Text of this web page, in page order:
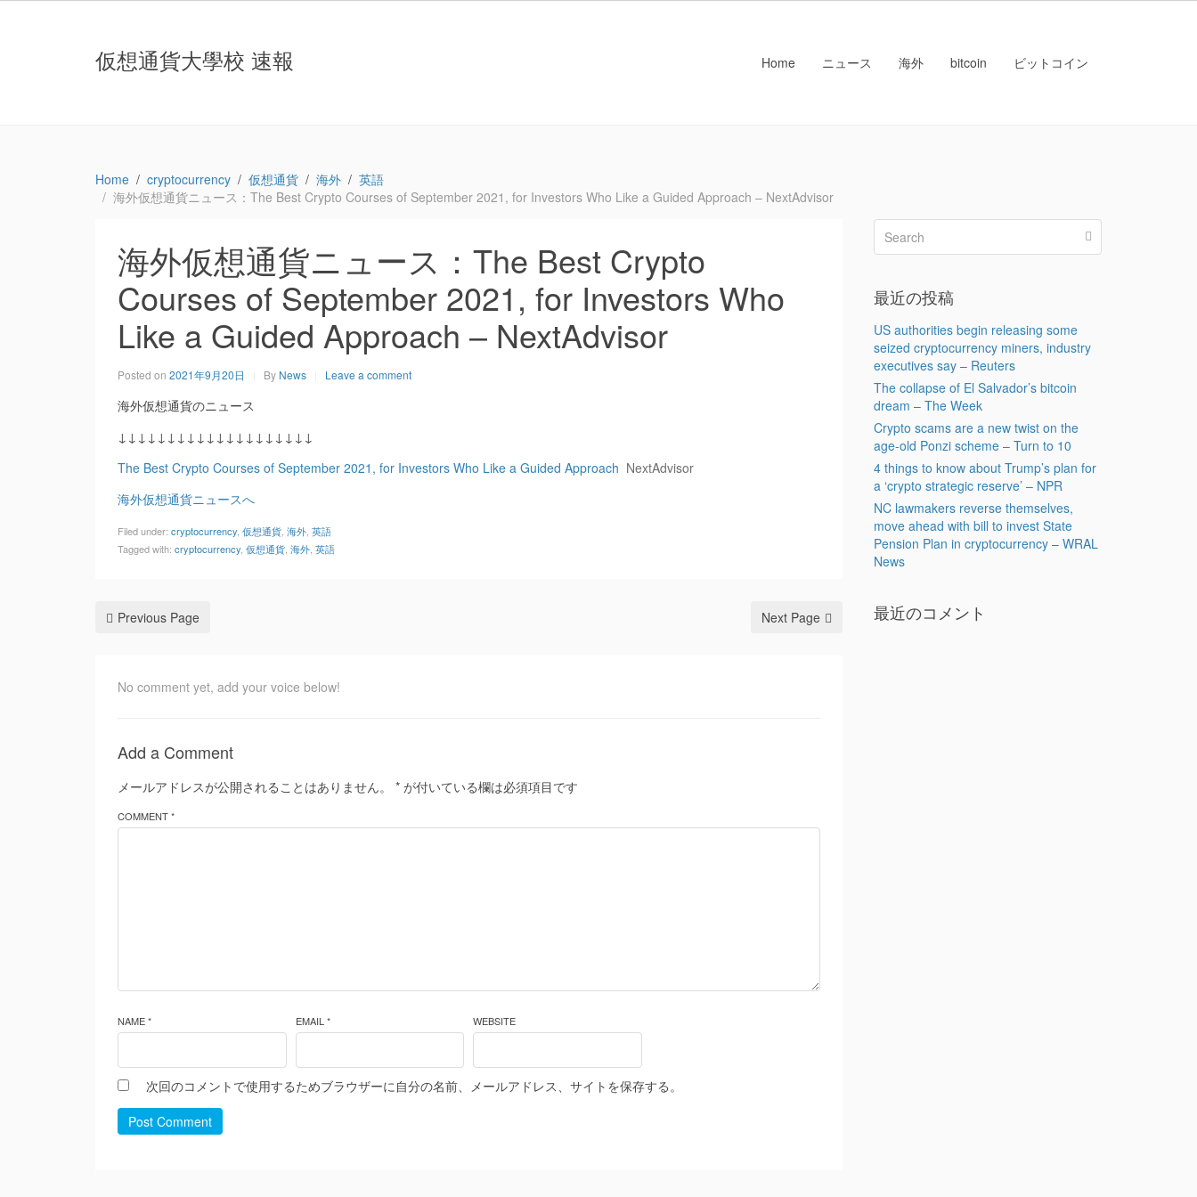
仮想通貨大學校 速報 Home ニュース 海外 bitcoin ビットコイン
Home cryptocurrency 仮想通貨 海外
英語
海外仮想通貨ニュース：The Best Crypto Courses of September 2021, for Investors Who Like a Guided Approach – NextAdvisor
海外仮想通貨ニュース：The Best Crypto
Courses of September 2021, for Investors Who
Like a Guided Approach – NextAdvisor
Posted on 2021年9月20日 By News Leave a comment
海外仮想通貨のニュース
↓↓↓↓↓↓↓↓↓↓↓↓↓↓↓↓↓↓↓↓
The Best Crypto Courses of September 2021, for Investors Who Like a Guided Approach NextAdvisor
海外仮想通貨ニュースへ
Filed under: cryptocurrency 仮想通貨 海外 英語
Tagged with: cryptocurrency 仮想通貨 海外 英語
Previous Page Next Page
No comment yet, add your voice below!
Add a Comment
メールアドレスが公開されることはありません。 * が付いている欄は必須項目です
COMMENT *
NAME * EMAIL * WEBSITE
次回のコメントで使用するためブラウザーに自分の名前、メールアドレス、サイトを保存する。
Post Comment
最近の投稿
US authorities begin releasing some
seized cryptocurrency miners, industry
executives say – Reuters
The collapse of El Salvador’s bitcoin
dream – The Week
Crypto scams are a new twist on the
age-old Ponzi scheme – Turn to 10
4 things to know about Trump’s plan for
a ‘crypto strategic reserve’ – NPR
NC lawmakers reverse themselves,
move ahead with bill to invest State
Pension Plan in cryptocurrency – WRAL
News
最近のコメント